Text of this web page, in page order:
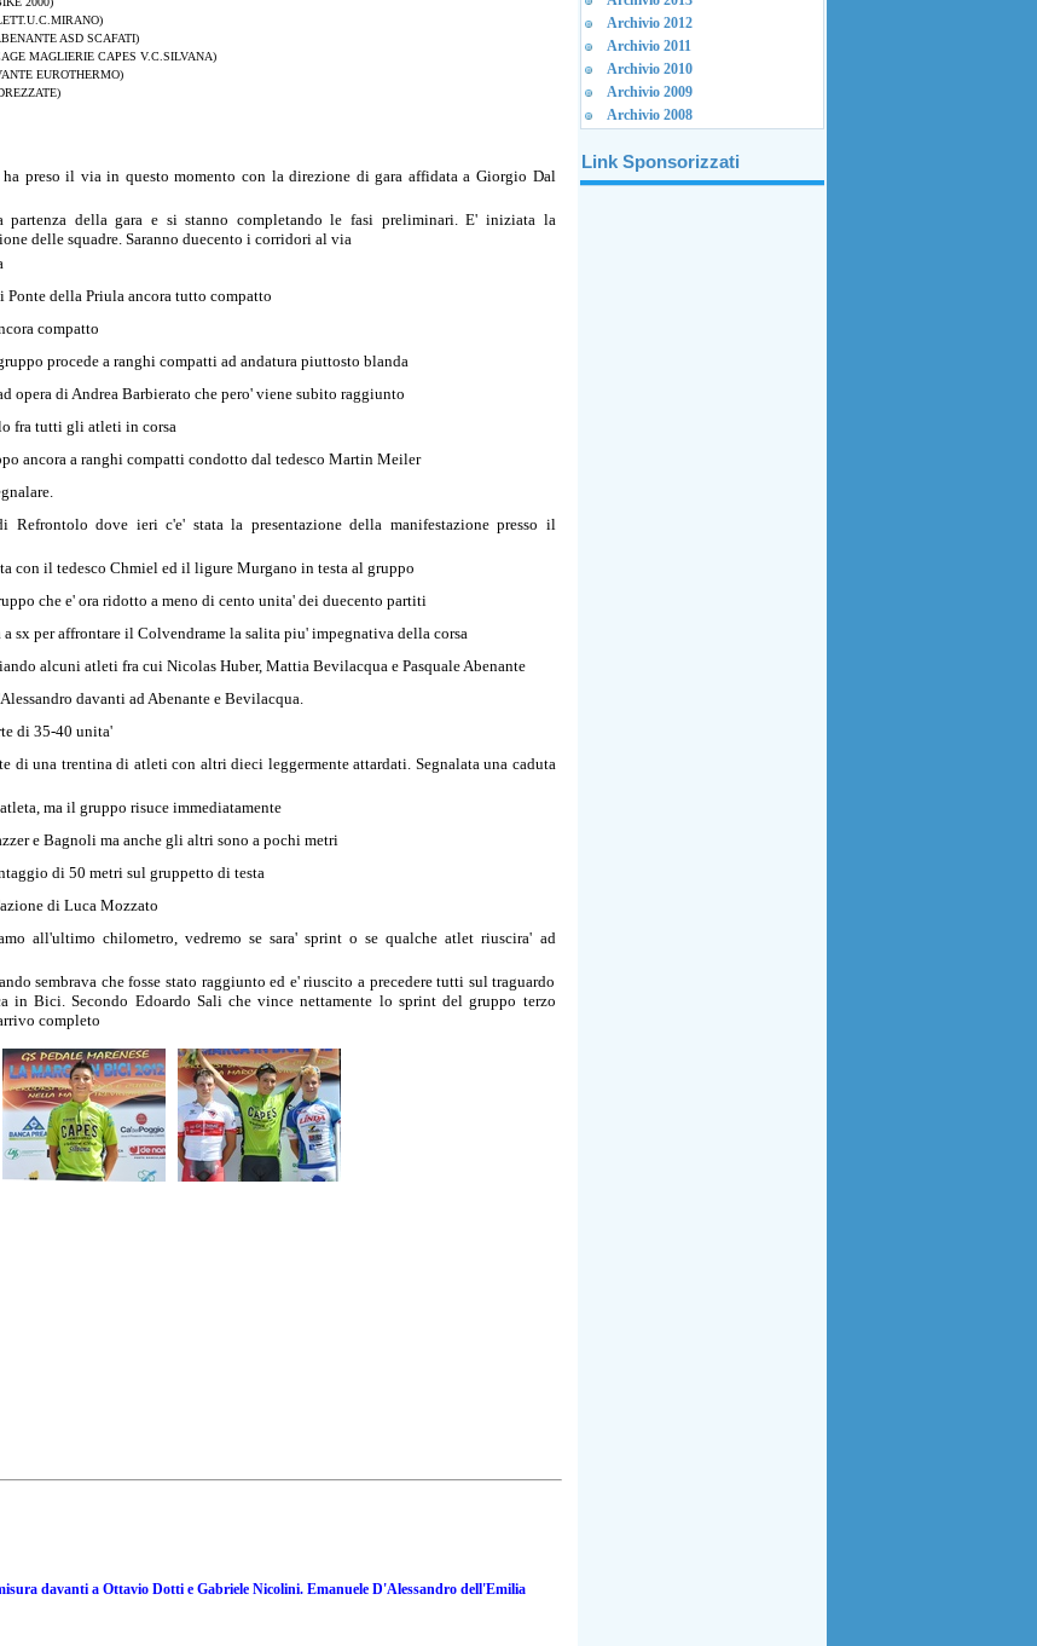
ASD SCAFATI)
MAGLIERIE CAPES V.C.SILVANA)
EUROTHERMO)
preso il via in questo momento con la direzione di gara affidata a Giorgio Dal
della gara e si stanno completando le fasi preliminari. E' iniziata la
delle squadre. Saranno duecento i corridori al via
della Priula ancora tutto compatto
compatto
procede a ranghi compatti ad andatura piuttosto blanda
opera di Andrea Barbierato che pero' viene subito raggiunto
fra tutti gli atleti in corsa
ancora a ranghi compatti condotto dal tedesco Martin Meiler
Refrontolo dove ieri c'e' stata la presentazione della manifestazione presso il
con il tedesco Chmiel ed il ligure Murgano in testa al gruppo
che e' ora ridotto a meno di cento unita' dei duecento partiti
sx per affrontare il Colvendrame la salita piu' impegnativa della corsa
alcuni atleti fra cui Nicolas Huber, Mattia Bevilacqua e Pasquale Abenante
davanti ad Abenante e Bevilacqua.
di 35-40 unita'
di una trentina di atleti con altri dieci leggermente attardati. Segnalata una caduta
ma il gruppo risuce immediatamente
e Bagnoli ma anche gli altri sono a pochi metri
di 50 metri sul gruppetto di testa
di Luca Mozzato
all'ultimo chilometro, vedremo se sara' sprint o se qualche atlet riuscira' ad
sembrava che fosse stato raggiunto ed e' riuscito a precedere tutti sul traguardo
in Bici. Secondo Edoardo Sali che vince nettamente lo sprint del gruppo terzo
completo
davanti a Ottavio Dotti e Gabriele Nicolini. Emanuele D'Alessandro dell'Emilia
Archivio 2012
Archivio 2011
Archivio 2010
Archivio 2009
Archivio 2008
Link Sponsorizzati